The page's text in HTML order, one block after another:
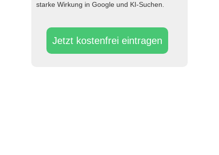
Jetzt kostenfrei eintragen
starke Wirkung in Google und KI-Suchen.